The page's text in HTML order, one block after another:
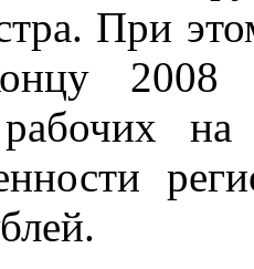
При
2008
на